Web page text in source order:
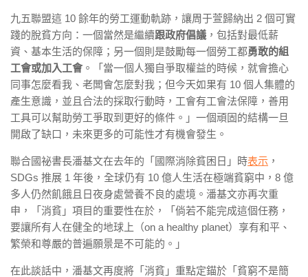
九五聯盟這 10 餘年的勞工運動軌跡，讓周于萱歸納出 2 個可實
踐的脫貧方向：一個當然是繼續跟政府倡議 ，包括對最低薪
資、基本生活的保障；另一個則是鼓勵每一個勞工都勇敢的組
工會或加入工會。「當一個人獨自爭取權益的時候，就會擔心
同事怎麼看我、老闆會怎麼對我；但今天如果有 10 個人集體的
產生意識，並且合法的採取行動時，工會有工會法保障，善用
工具可以幫助勞工爭取到更好的條件。」一個頑固的結構一旦
開啟了缺口，未來更多的可能性才有機會發生。
聯合國祕書長潘基文在去年的「國際消除貧困日」時表示 ，
SDGs 推展 1 年後，全球仍有 10 億人生活在極端貧窮中， 8 億
多人仍然飢餓且日夜身處營養不良的處境。潘基文亦再次重
申，「消貧」項目的重要性在於，「倘若不能完成這個任務，
要讓所有人在健全的地球上（on a healthy planet）享有和平、
繁榮和尊嚴的普遍願景是不可能的。」
在此談話中，潘基文再度將「消貧」重點定錨於「貧窮不是簡